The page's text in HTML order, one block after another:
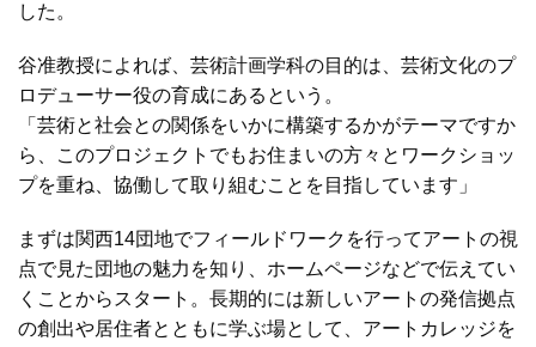
した。
谷准教授によれば、芸術計画学科の目的は、芸術文化のプ
ロデューサー役の育成にあるという。
「芸術と社会との関係をいかに構築するかがテーマですか
ら、このプロジェクトでもお住まいの方々とワークショッ
プを重ね、協働して取り組むことを目指しています」
まずは関西14団地でフィールドワークを行ってアートの視
点で見た団地の魅力を知り、ホームページなどで伝えてい
くことからスタート。長期的には新しいアートの発信拠点
の創出や居住者とともに学ぶ場として、アートカレッジを